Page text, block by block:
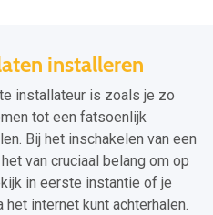
installeren
installateur is zoals je zo
tot een fatsoenlijk
Bij het inschakelen van een
van cruciaal belang om op
in eerste instantie of je
internet kunt achterhalen.